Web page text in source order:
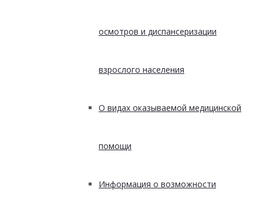
осмотров и диспансеризации
взрослого населения
О видах оказываемой медицинской
помощи
Информация о возможности